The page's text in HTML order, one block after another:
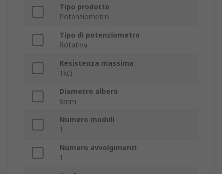
Tipo prodotto
Potenziometro
Tipo di potenziometro
Rotativa
Resistenza massima
1kΩ
Diametro albero
6mm
Numero moduli
1
Numero avvolgimenti
1